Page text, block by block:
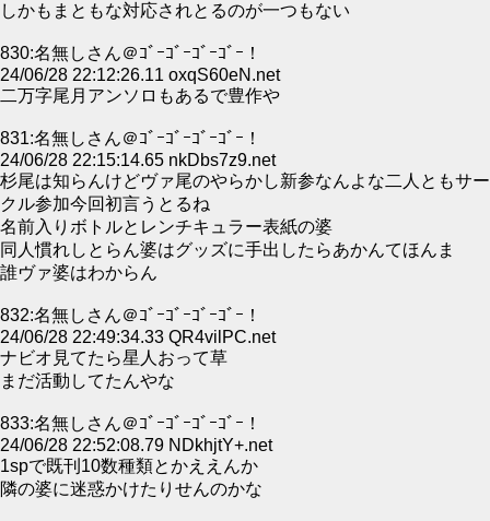
しかもまともな対応されとるのが一つもない
830:名無しさん＠ｺﾞｰｺﾞｰｺﾞｰｺﾞｰ！
24/06/28 22:12:26.11 oxqS60eN.net
二万字尾月アンソロもあるで豊作や
831:名無しさん＠ｺﾞｰｺﾞｰｺﾞｰｺﾞｰ！
24/06/28 22:15:14.65 nkDbs7z9.net
杉尾は知らんけどヴァ尾のやらかし新参なんよな二人ともサー
クル参加今回初言うとるね
名前入りボトルとレンチキュラー表紙の婆
同人慣れしとらん婆はグッズに手出したらあかんてほんま
誰ヴァ婆はわからん
832:名無しさん＠ｺﾞｰｺﾞｰｺﾞｰｺﾞｰ！
24/06/28 22:49:34.33 QR4vilPC.net
ナビオ見てたら星人おって草
まだ活動してたんやな
833:名無しさん＠ｺﾞｰｺﾞｰｺﾞｰｺﾞｰ！
24/06/28 22:52:08.79 NDkhjtY+.net
1spで既刊10数種類とかええんか
隣の婆に迷惑かけたりせんのかな